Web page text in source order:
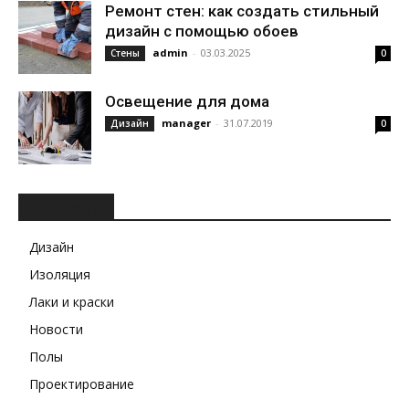
Ремонт стен: как создать стильный
дизайн с помощью обоев
Стены admin - 03.03.2025 0
Освещение для дома
Дизайн manager - 31.07.2019 0
Дизайн
Изоляция
Лаки и краски
Новости
Полы
Проектирование